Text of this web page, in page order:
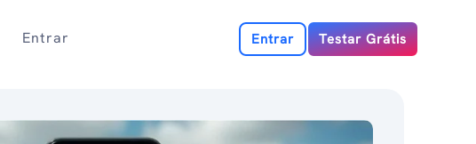
Entrar Entrar Testar Grátis